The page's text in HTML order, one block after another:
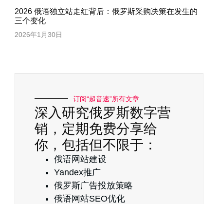
2026 俄语独立站走红背后：俄罗斯采购决策在发生的
三个变化
2026年1月30日
订阅“超音速”所有文章
深入研究俄罗斯数字营
销，定期免费分享给
你，包括但不限于：
俄语网站建设
Yandex推广
俄罗斯广告投放策略
俄语网站SEO优化